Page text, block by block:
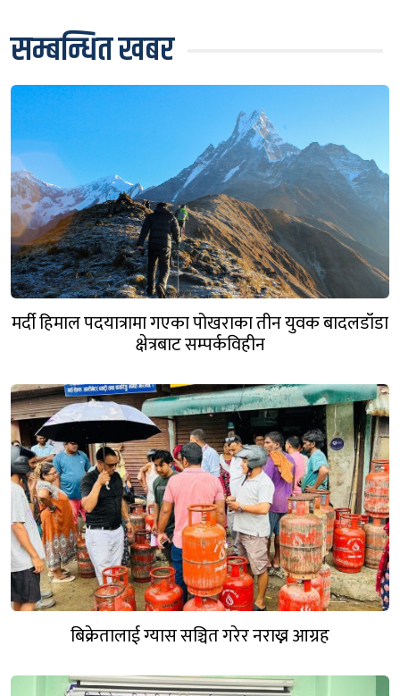
सम्बन्धित खबर
मर्दी हिमाल पदयात्रामा गएका पोखराका तीन युवक बादलडाँडा
क्षेत्रबाट सम्पर्कविहीन
बिक्रेतालाई ग्यास सञ्चित गरेर नराख्न आग्रह